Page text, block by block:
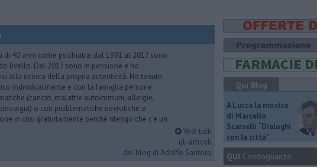
40 anni come psichiatra; dal 1991 al 2017 sono
livello. Dal 2017 sono in pensione e ho
alla ricerca della propria autenticità. Ho tenuto
individualmente e con la famiglia persone
(cancro, malattie autoimmuni, allergie,
o con problematiche nevrotiche o
in crisi gratuitamente perché ritengo che c’è un
Vedi tutti
gli articoli
del blog di Adolfo Santoro
Qui Blog
A Lucca la mostra
di Marcello
Scarselli “Dialoghi
con la città"
QUI Condoglianze